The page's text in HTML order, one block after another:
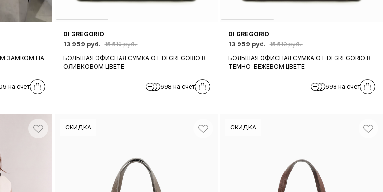
ЗАМКОМ НА
на счет
DI GREGORIO
13 959 руб.
15 510 руб.
БОЛЬШАЯ ОФИСНАЯ СУМКА ОТ DI GREGORIO В
ОЛИВКОВОМ ЦВЕТЕ
698 на счет
DI GREGORIO
13 959 руб.
15 510 руб.
БОЛЬШАЯ ОФИСНАЯ СУМКА ОТ DI GREGORIO В
ТЕМНО-БЕЖЕВОМ ЦВЕТЕ
698 на счет
СКИДКА СКИДКА